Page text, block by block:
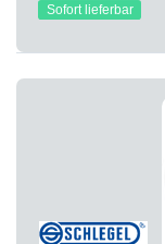
Sofort lieferbar